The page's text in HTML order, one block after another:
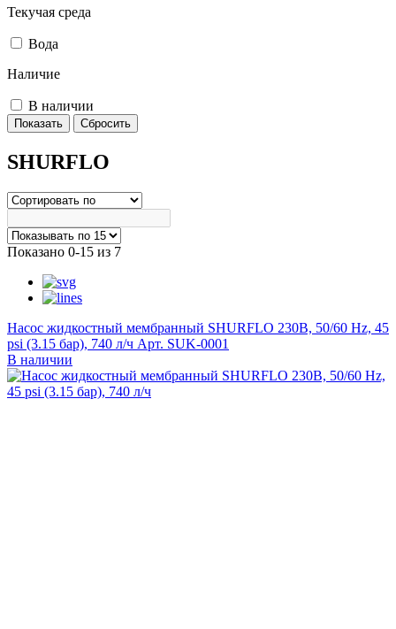
Текучая среда
Вода
Наличие
В наличии
SHURFLO
Показано 0-15 из 7
Насос жидкостный мембранный SHURFLO 230В, 50/60 Hz, 45
psi (3.15 бар), 740 л/ч Арт. SUK-0001
В наличии